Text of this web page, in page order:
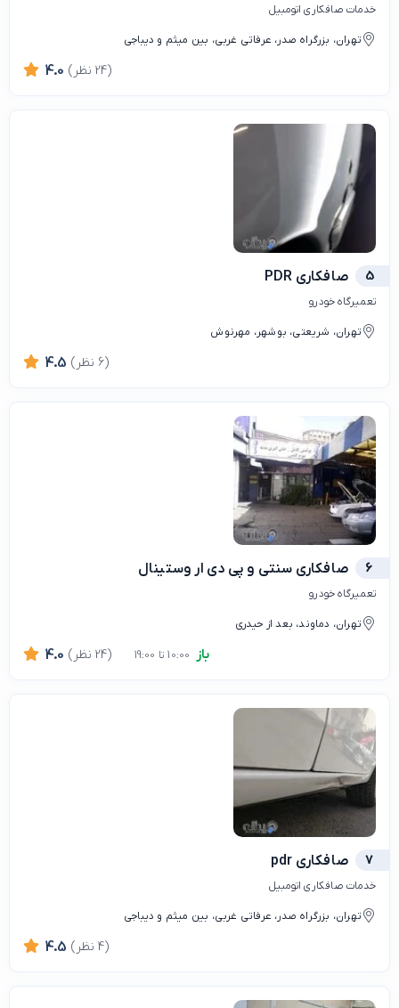
خدمات صافکاری اتومبیل
تهران، بزرگراه صدر، عرفاتی غربی، بین میثم و دیباجی
4.0 (24 نظر)
5 صافکاری PDR
تعمیرگاه خودرو
تهران، شریعتی، بوشهر، مهرنوش
4.5 (6 نظر)
6 صافکاری سنتی و پی دی ار وستینال
تعمیرگاه خودرو
تهران، دماوند، بعد از حیدری
باز 4.0 (24 نظر)
7 صافکاری pdr
خدمات صافکاری اتومبیل
تهران، بزرگراه صدر، عرفاتی غربی، بین میثم و دیباجی
4.5 (4 نظر)